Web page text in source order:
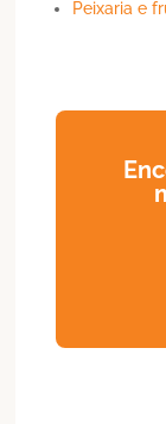
Peixaria e